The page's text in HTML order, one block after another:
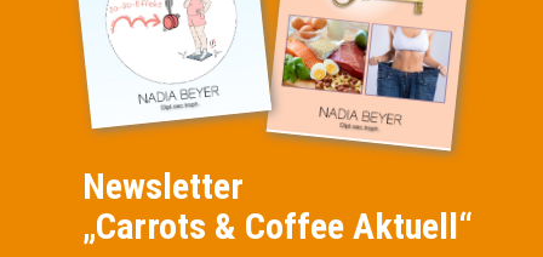
Newsletter
„Carrots & Coffee Aktuell“